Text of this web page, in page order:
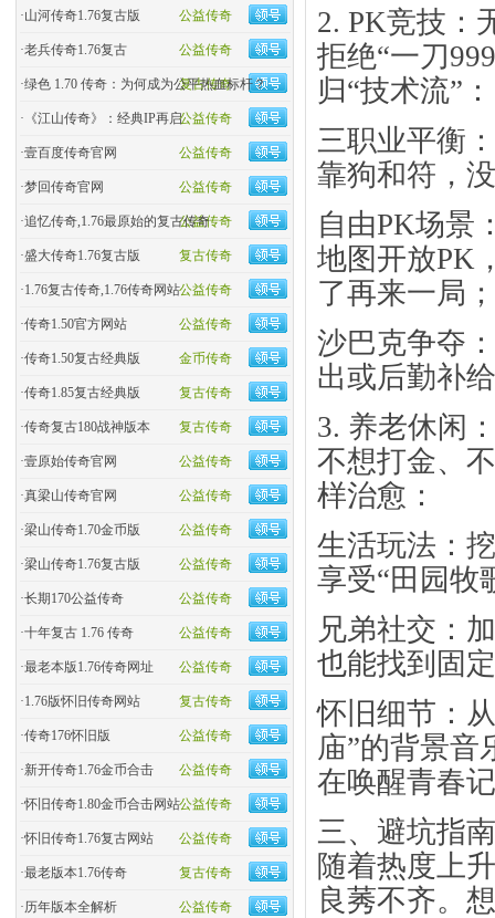
公益传奇
·山河传奇1.76复古版
公益传奇
·老兵传奇1.76复古
复古传奇
·绿色 1.70 传奇：为何成为公平热血标杆？
公益传奇
· 《江山传奇》：经典IP再启
公益传奇
·壹百度传奇官网
公益传奇
·梦回传奇官网
公益传奇
·追忆传奇,1.76最原始的复古传奇
复古传奇
·盛大传奇1.76复古版
公益传奇
·1.76复古传奇,1.76传奇网站
公益传奇
·传奇1.50官方网站
金币传奇
·传奇1.50复古经典版
复古传奇
·传奇1.85复古经典版
复古传奇
·传奇复古180战神版本
公益传奇
·壹原始传奇官网
公益传奇
·真梁山传奇官网
公益传奇
·梁山传奇1.70金币版
公益传奇
·梁山传奇1.76复古版
公益传奇
·长期170公益传奇
公益传奇
·十年复古 1.76 传奇
公益传奇
·最老本版1.76传奇网址
复古传奇
·1.76版怀旧传奇网站
公益传奇
·传奇176怀旧版
公益传奇
·新开传奇1.76金币合击
公益传奇
·怀旧传奇1.80金币合击网站
公益传奇
·怀旧传奇1.76复古网站
复古传奇
·最老版本1.76传奇
公益传奇
·历年版本全解析
2. PK竞技：
拒绝“一刀
归“技术流”：
三职业平衡​
靠狗和符，
自由PK场景​
地图开放PK
了再来一局
沙巴克争夺​
出或后勤补
3. 养老休闲
不想打金、
样治愈：
生活玩法​：
享受“田园牧
兄弟社交​：
也能找到固
怀旧细节​：
庙”的背景音
在唤醒青春
三、避坑指
随着热度上
良莠不齐。